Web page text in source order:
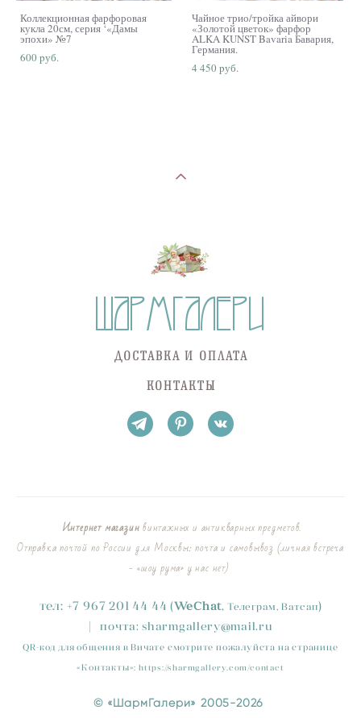
Коллекционная фарфоровая
кукла 20см, серия ‘«Дамы
эпохи» №7
600 pуб.
Чайное трио/тройка айвори
«Золотой цветок» фарфор
ALKA KUNST Bavaria Бавария,
Германия.
4 450 pуб.
ДОСТАВКА И ОПЛАТА
КОНТАКТЫ
Интернет магазинвинтажных и антикварных предметов.
Отправка почтой по России для Москвы: почта и самовывоз (личная встреча
- «шоу рума» у нас нет)
тел: +7 967 201 44 44 (WeChat, Телеграм, Ватсап)
|
почта:sharmgallery@mail.ru
QR-код для общения в Вичате смотрите пожалуйста на странице
«Контакты»: https://sharmgallery.com/contact
© «ШармГалери» 2005-2026